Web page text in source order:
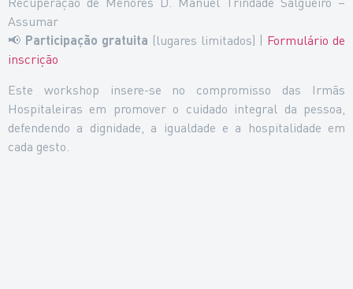
Assumar
📢 Participação gratuita (lugares limitados) | Formulário de
inscrição
Este workshop insere-se no compromisso das Irmãs
Hospitaleiras em promover o cuidado integral da pessoa,
defendendo a dignidade, a igualdade e a hospitalidade em
cada gesto.